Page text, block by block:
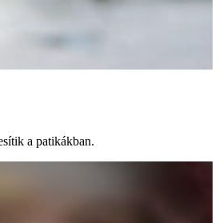
a patikákban.